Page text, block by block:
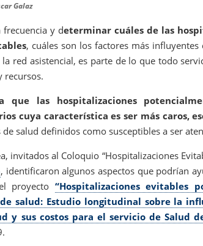
Galaz
frecuencia y determinar cuáles de las
, cuáles son los factores más
la red asistencial, es parte de lo que todo
recursos.
que las hospitalizaciones
cuya característica es ser más caros,
salud definidos como susceptibles a ser
invitados al Coloquio “Hospitalizaciones
, identificaron algunos aspectos que podrían
proyecto “Hospitalizaciones evitables
salud: Estudio longitudinal sobre la
y sus costos para el servicio de Salud